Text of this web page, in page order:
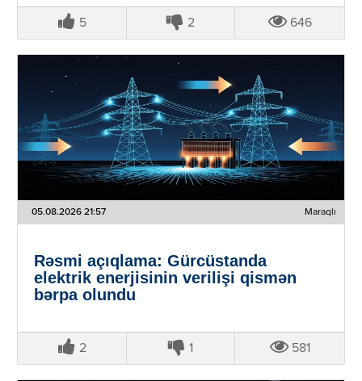
5 2 646
05.08.2026 21:57 Maraqlı
Rəsmi açıqlama: Gürcüstanda
elektrik enerjisinin verilişi qismən
bərpa olundu
2 1 581